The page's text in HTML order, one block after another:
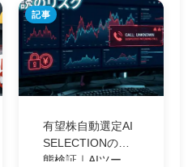
記事
有望株自動選定AI
SELECTIONの実
態検証｜AIツー